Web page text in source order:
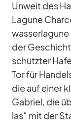
Un­weit des
La­gune
der
schütz­ter
Tor für
die auf ei­ner
Ga­briel, die
las“ mit der